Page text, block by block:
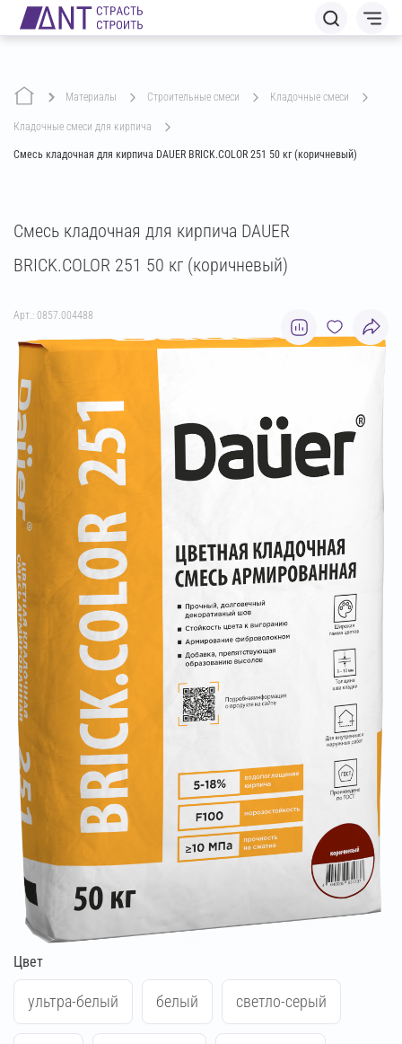
Материалы строительные смеси кладочные смеси
кладочные смеси для кирпича
Смесь кладочная для кирпича DAUER BRICK.COLOR 251 50 кг (коричневый)
Смесь кладочная для кирпича DAUER
BRICK.COLOR 251 50 кг (коричневый)
Арт.: 0857.004488
Цвет
ультра-белый белый светло-серый